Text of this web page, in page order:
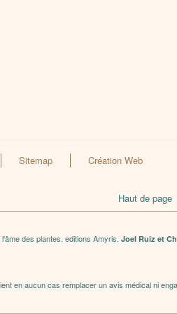
Sitemap Création Web
Haut de page
des plantes. editions Amyris. Joel Ruiz et
en aucun cas remplacer un avis médical ni